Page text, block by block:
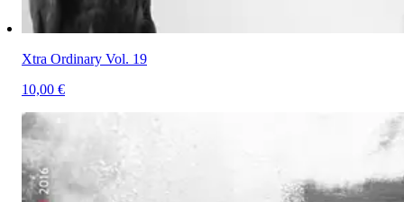
Xtra Ordinary Vol. 19
10,00 €